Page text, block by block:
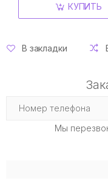
КУПИТЬ
В закладки
Мы